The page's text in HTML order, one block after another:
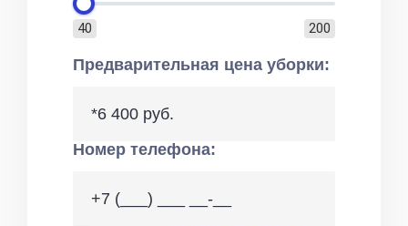
40 200
Предварительная цена уборки:
*6 400 руб.
Номер телефона: